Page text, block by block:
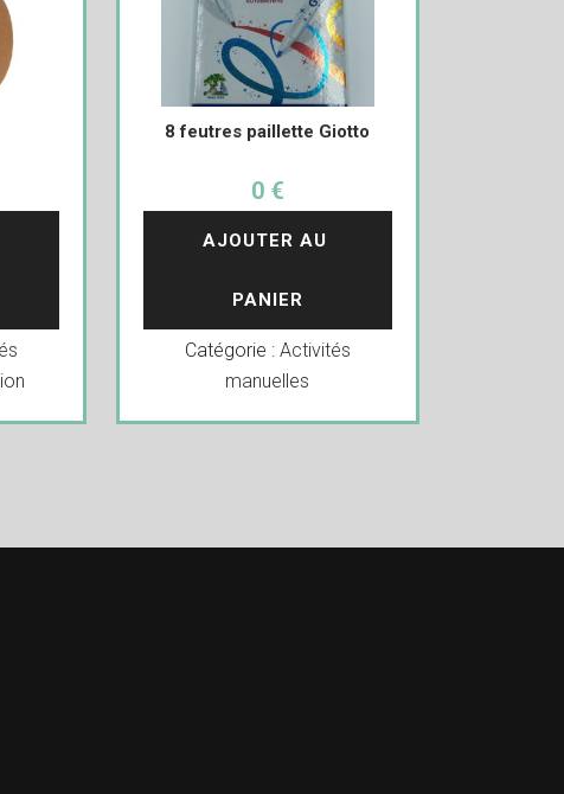
8 feutres paillette Giotto
0 €
AJOUTER AU
PANIER
Catégorie : Activités
manuelles